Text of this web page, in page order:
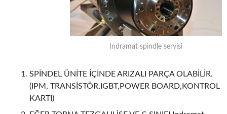
Indramat spindle servisi
SPİNDEL ÜNİTE İÇİNDE ARIZALI PARÇA OLABİLİR.
(IPM, TRANSİSTÖR,IGBT,POWER BOARD,KONTROL
KARTI)